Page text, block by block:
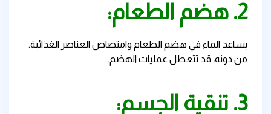
2. هضم الطعام:
يساعد الماء في هضم الطعام وامتصاص العناصر الغذائية.
من دونه، قد تتعطل عمليات الهضم.
3. تنقية الجسم: